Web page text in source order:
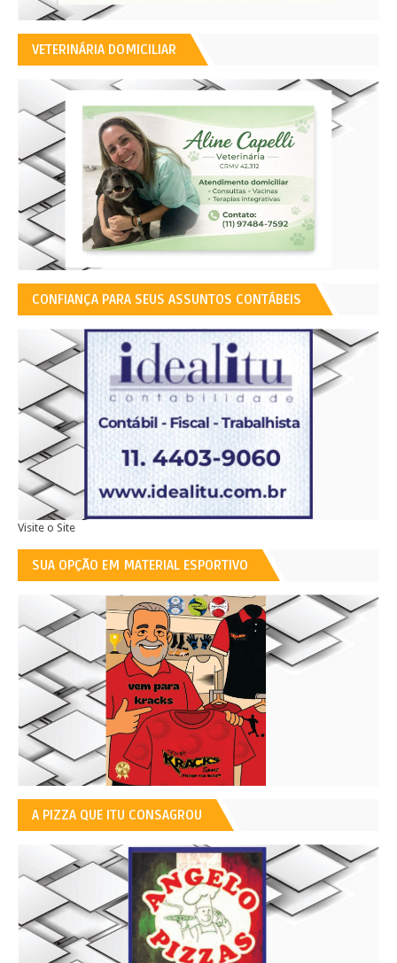
VETERINÁRIA DOMICILIAR
CONFIANÇA PARA SEUS ASSUNTOS CONTÁBEIS
Visite o Site
SUA OPÇÃO EM MATERIAL ESPORTIVO
A PIZZA QUE ITU CONSAGROU